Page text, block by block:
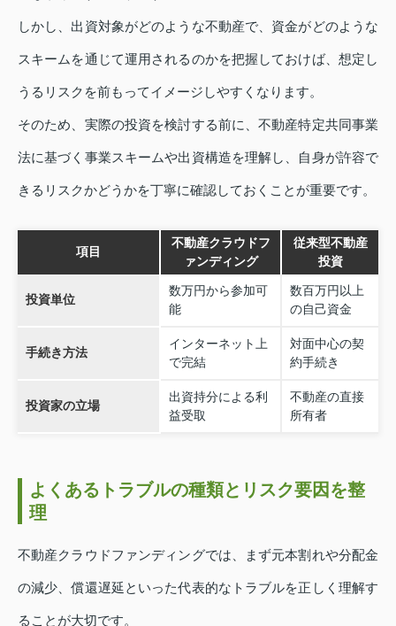
しかし、出資対象がどのような不動産で、資金がどのような
スキームを通じて運用されるのかを把握しておけば、想定し
うるリスクを前もってイメージしやすくなります。
そのため、実際の投資を検討する前に、不動産特定共同事業
法に基づく事業スキームや出資構造を理解し、自身が許容で
きるリスクかどうかを丁寧に確認しておくことが重要です。
項目
不動産クラウドフ
ァンディング
従来型不動産
投資
投資単位
数万円から参加可
能
数百万円以上
の自己資金
手続き方法
インターネット上
で完結
対面中心の契
約手続き
投資家の立場
出資持分による利
益受取
不動産の直接
所有者
よくあるトラブルの種類とリスク要因を整
理
不動産クラウドファンディングでは、まず元本割れや分配金
の減少、償還遅延といった代表的なトラブルを正しく理解す
ることが大切です。